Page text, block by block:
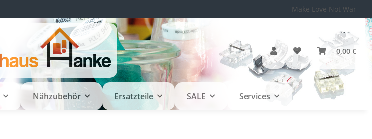
Make Love Not War
0,00 €
Nähzubehör Ersatzteile SALE Services